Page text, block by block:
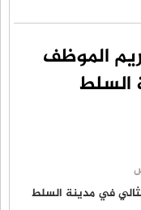
الموظف
السلط